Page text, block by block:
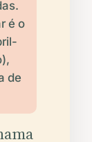
é o
de